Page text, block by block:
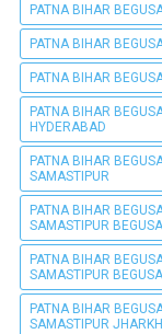
PATNA BIHAR
PATNA BIHAR
PATNA BIHAR
PATNA BIHAR
HYDERABAD
PATNA BIHAR
SAMASTIPUR
PATNA BIHAR
SAMASTIPUR
PATNA BIHAR
SAMASTIPUR
PATNA BIHAR
SAMASTIPUR